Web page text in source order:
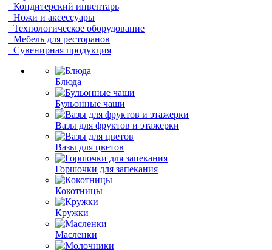
Кондитерский инвентарь
Ножи и аксессуары
Технологическое оборудование
Мебель для ресторанов
Сувенирная продукция
Блюда
Бульонные чаши
Вазы для фруктов и этажерки
Вазы для цветов
Горшочки для запекания
Кокотницы
Кружки
Масленки